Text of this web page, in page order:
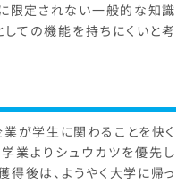
限定されない一般的な知識
ての機能を持ちにくいと考
が学生に関わることを快く
業よりシュウカツを優先し
得後は、ようやく大学に帰っ